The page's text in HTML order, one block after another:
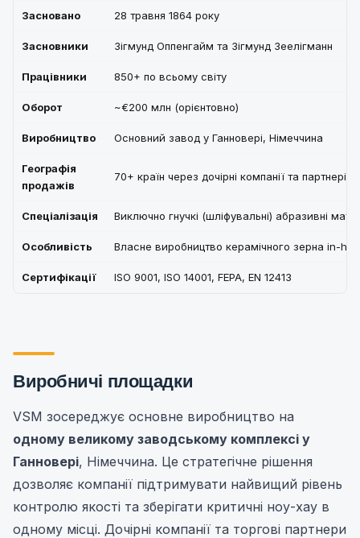
Засновано 28 травня 1864 року
Засновники Зігмунд Оппенгайм та Зігмунд Зеелігманн
Працівники 850+ по всьому світу
Оборот ~€200 млн (орієнтовно)
Виробництво Основний завод у Ганновері, Німеччина
Географія
продажів
70+ країн через дочірні компанії та партнерів
Спеціалізація Виключно гнучкі (шліфувальні) абразивні
Особливість Власне виробництво керамічного зерна in-
Сертифікації ISO 9001, ISO 14001, FEPA, EN 12413
Виробничі площадки
VSM зосереджує основне виробництво на
одному великому заводському комплексі у
Ганновері, Німеччина. Це стратегічне рішення
дозволяє компанії підтримувати найвищий рівень
контролю якості та зберігати критичні ноу-хау в
одному місці. Дочірні компанії та торгові партнери